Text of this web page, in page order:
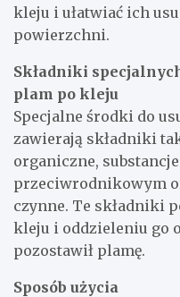
kleju i ułatwiać ich
powierzchni.
Składniki
plam po kleju
Specjalne środki do
zawierają składniki
organiczne,
przeciwrodnikowym
czynne. Te składniki
kleju i oddzieleniu go
pozostawił plamę.
Sposób użycia